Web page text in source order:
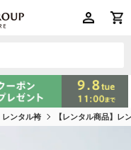
レンタル袴 【レンタル商品】レ